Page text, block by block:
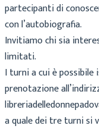
partecipanti di
con l’autobiografia.
Invitiamo chi sia
limitati.
I turni a cui è possibile
prenotazione
a quale dei tre turni si